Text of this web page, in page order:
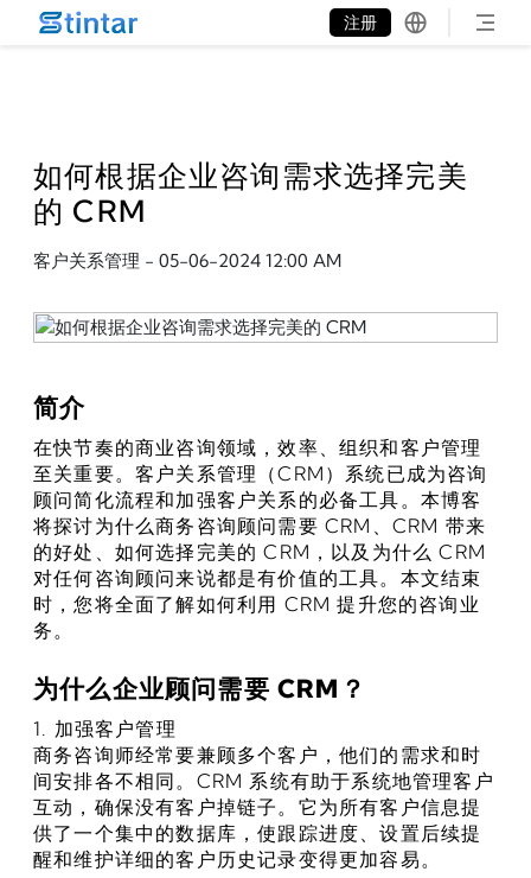
put google tag in file
注册
如何根据企业咨询需求选择完美
的 CRM
客户关系管理 - 05-06-2024 12:00 AM
简介
在快节奏的商业咨询领域，效率、组织和客户管理
至关重要。客户关系管理（CRM）系统已成为咨询
顾问简化流程和加强客户关系的必备工具。本博客
将探讨为什么商务咨询顾问需要 CRM、CRM 带来
的好处、如何选择完美的 CRM，以及为什么 CRM
对任何咨询顾问来说都是有价值的工具。本文结束
时，您将全面了解如何利用 CRM 提升您的咨询业
务。
为什么企业顾问需要 CRM？
1. 加强客户管理
商务咨询师经常要兼顾多个客户，他们的需求和时
间安排各不相同。CRM 系统有助于系统地管理客户
互动，确保没有客户掉链子。它为所有客户信息提
供了一个集中的数据库，使跟踪进度、设置后续提
醒和维护详细的客户历史记录变得更加容易。